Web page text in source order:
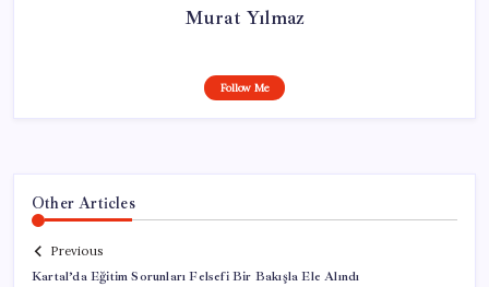
Murat Yılmaz
Follow Me
Other Articles
Previous
Kartal’da Eğitim Sorunları Felsefi Bir Bakışla Ele Alındı